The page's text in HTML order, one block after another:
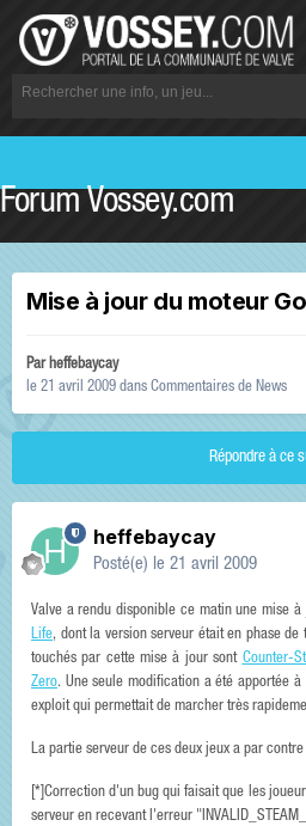
Forum Vossey.com
Mise à jour du moteur
Parheffebaycay
le 21 avril 2009 dans Commentaires de News
Répondre à ce
heffebaycay
Posté(e) le 21 avril 2009
Valve a rendu disponible ce matin une mise
Life, dont la version serveur était en phase de
touchés par cette mise à jour sont Counter-
Zero. Une seule modification a été apportée
exploit qui permettait de marcher très
La partie serveur de ces deux jeux a par
[*]Correction d'un bug qui faisait que les
serveur en recevant l'erreur